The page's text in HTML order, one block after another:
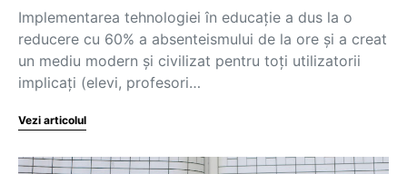
Implementarea tehnologiei în educație a dus la o
reducere cu 60% a absenteismului de la ore și a creat
un mediu modern și civilizat pentru toți utilizatorii
implicați (elevi, profesori…
Vezi articolul